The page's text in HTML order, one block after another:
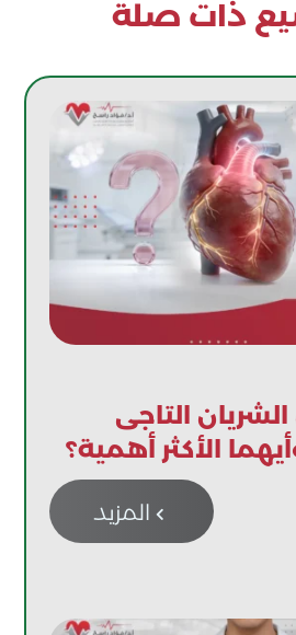
ذات صلة
التاجى
الأكثر أهمية؟
المزيد 